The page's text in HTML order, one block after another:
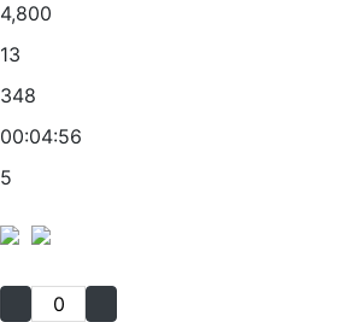
4,800
13
348
00:04:56
5